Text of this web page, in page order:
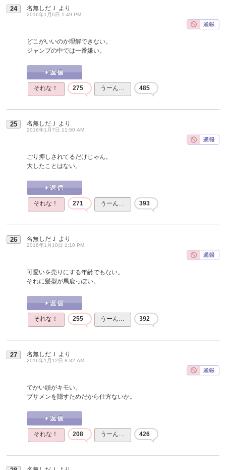
24 名無しだＪ より
2016年1月6日 1:49 PM
どこがいいのか理解できない。
ジャンプの中では一番嫌い。
それな！ 275 うーん… 485
25 名無しだＪ より
2016年1月7日 11:50 AM
ごり押しされてるだけじゃん。
大したことはない。
それな！ 271 うーん… 393
26 名無しだＪ より
2016年1月10日 1:10 PM
可愛いを売りにする年齢でもない。
それに髪型が馬鹿っぽい。
それな！ 255 うーん… 392
27 名無しだＪ より
2016年1月12日 8:32 AM
でかい頭がキモい。
ブサメンを隠すためだから仕方ないか。
それな！ 208 うーん… 426